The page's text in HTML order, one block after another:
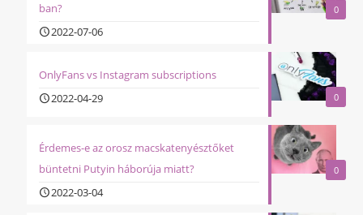
0
ban?
2022-07-06
0
OnlyFans vs Instagram subscriptions
2022-04-29
0
Érdemes-e az orosz macskatenyésztőket
büntetni Putyin háborúja miatt?
2022-03-04